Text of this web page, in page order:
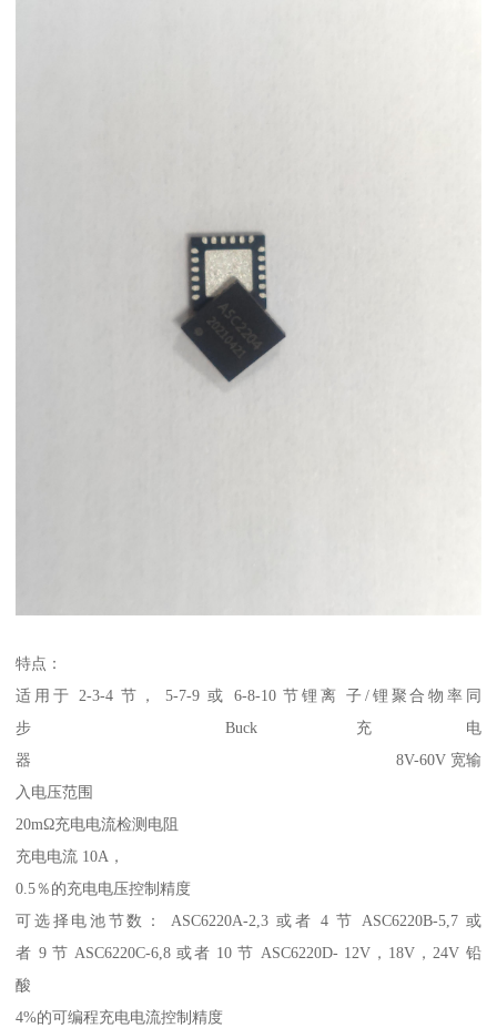
特点：
适用于 2-3-4 节， 5-7-9 或 6-8-10 节锂离 子/锂聚合物率同
步 Buck 充电
器 8V-60V 宽输
入电压范围
20mΩ充电电流检测电阻
充电电流 10A，
0.5％的充电电压控制精度
可选择电池节数： ASC6220A-2,3 或者 4 节 ASC6220B-5,7 或
者 9 节 ASC6220C-6,8 或者 10 节 ASC6220D- 12V，18V，24V 铅
酸
4%的可编程充电电流控制精度